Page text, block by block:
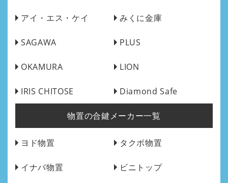
アイ・エス・ケイ みくに金庫
SAGAWA PLUS
OKAMURA LION
IRIS CHITOSE Diamond Safe
物置の合鍵メーカー一覧
ヨド物置 タクボ物置
イナバ物置 ビニトップ